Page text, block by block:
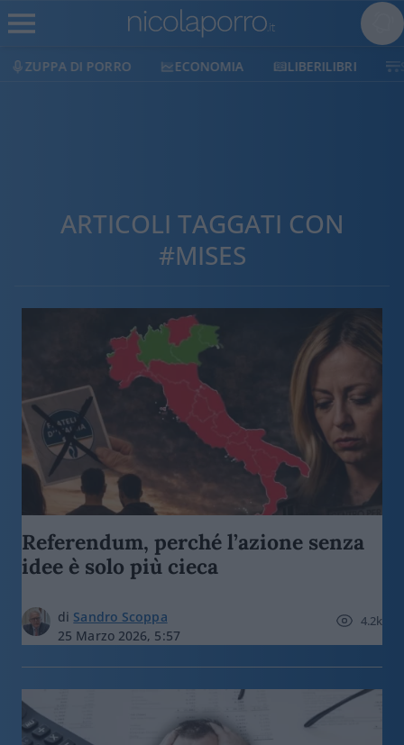
ZUPPA DI PORRO ECONOMIA LIBERILIBRI
ARTICOLI TAGGATI CON
#MISES
Referendum, perché l’azione senza
idee è solo più cieca
di Sandro Scoppa
25 Marzo 2026, 5:57
4.2k